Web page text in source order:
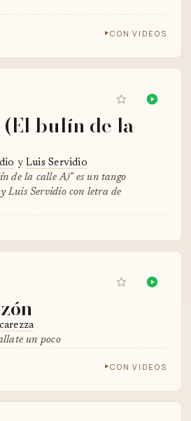
CON VIDEOS
bulín de la
yLuis Servidio
de la calle A)" es un tango
Luis Servidio con letra de
un poco
CON VIDEOS